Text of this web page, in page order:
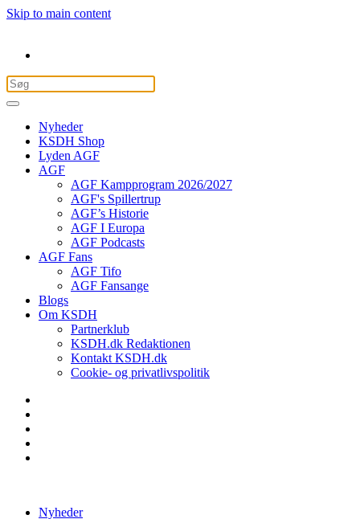
Skip to main content
Nyheder
KSDH Shop
Lyden AGF
AGF
AGF Kampprogram 2026/2027
AGF's Spillertrup
AGF’s Historie
AGF I Europa
AGF Podcasts
AGF Fans
AGF Tifo
AGF Fansange
Blogs
Om KSDH
Partnerklub
KSDH.dk Redaktionen
Kontakt KSDH.dk
Cookie- og privatlivspolitik
Nyheder